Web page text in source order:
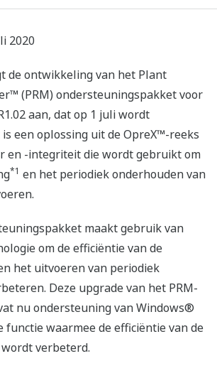
2020
de ontwikkeling van het Plant
(PRM) ondersteuningspakket voor
aan, dat op 1 juli wordt
een oplossing uit de OpreX™-reeks
en -integriteit die wordt gebruikt om
*1 en het periodiek onderhouden van
maakt gebruik van
om de efficiëntie van de
het uitvoeren van periodiek
Deze upgrade van het PRM-
nu ondersteuning van Windows®
functie waarmee de efficiëntie van de
verbeterd.